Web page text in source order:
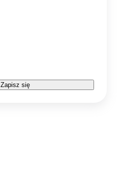
Zapisz się